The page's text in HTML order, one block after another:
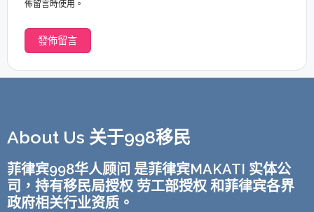
佈留言時使用。
About Us 关于998移民
菲律宾998华人顾问 是菲律宾MAKATI 实体公
司，持有移民局授权 劳工部授权 和菲律宾各界
政府相关行业资质。